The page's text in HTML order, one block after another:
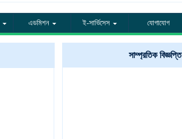
এডমিশন ই-সার্ভিসেস যোগাযোগ
সাম্প্রতিক বিজ্ঞপ্তি